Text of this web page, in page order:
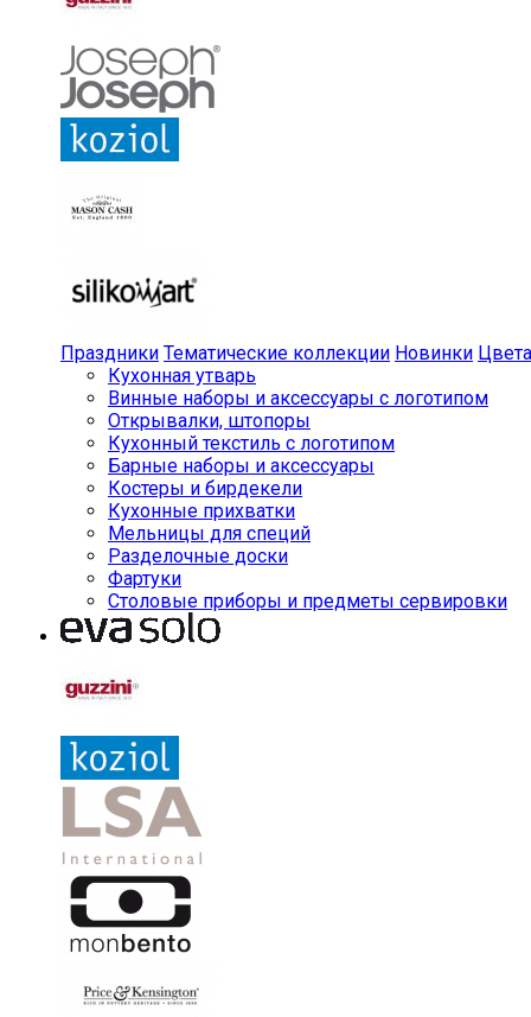
Праздники Тематические коллекции Новинки Цвета
Кухонная утварь
Винные наборы и аксессуары с логотипом
Открывалки, штопоры
Кухонный текстиль с логотипом
Барные наборы и аксессуары
Костеры и бирдекели
Кухонные прихватки
Мельницы для специй
Разделочные доски
Фартуки
Столовые приборы и предметы сервировки